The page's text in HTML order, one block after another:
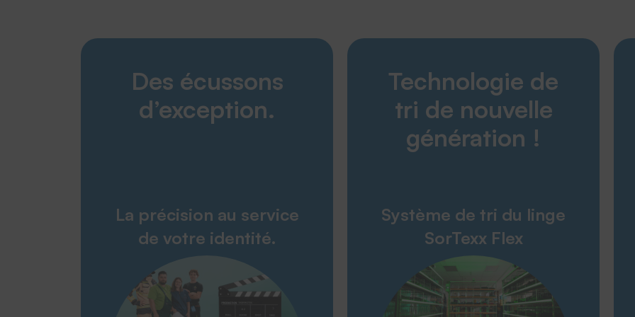
Des écussons
d’exception.
La précision au service
de votre identité.
Technologie de
tri de nouvelle
génération !
Système de tri du linge
SorTexx Flex
Produits
Entreprise
Service
Téléchargement
Personnes à contacter
Reprise des vieux appareils
Contact
Enquête de satisfaction